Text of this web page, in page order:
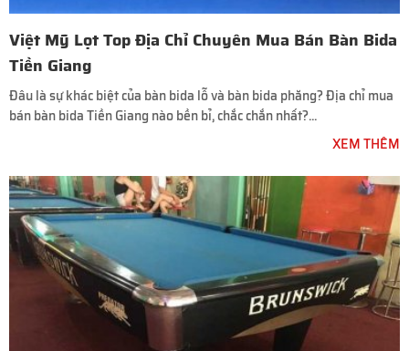
Việt Mỹ Lọt Top Địa Chỉ Chuyên Mua Bán Bàn Bida
Tiền Giang
Đâu là sự khác biệt của bàn bida lỗ và bàn bida phăng? Địa chỉ mua
bán bàn bida Tiền Giang nào bền bỉ, chắc chắn nhất?...
XEM THÊM